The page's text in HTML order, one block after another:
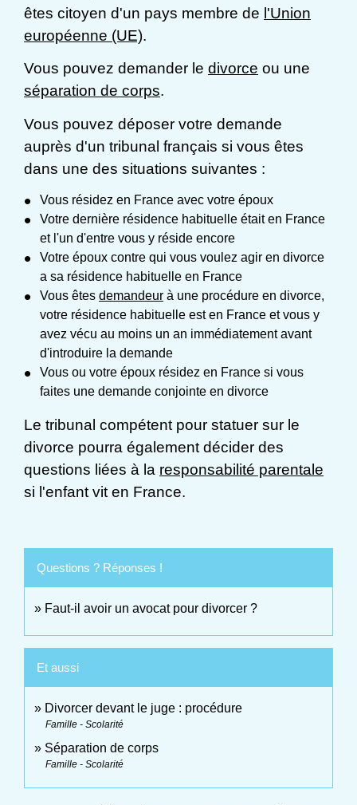
êtes citoyen d'un pays membre de l'Union
européenne (UE).
Vous pouvez demander le divorce ou une
séparation de corps.
Vous pouvez déposer votre demande
auprès d'un tribunal français si vous êtes
dans une des situations suivantes :
Vous résidez en France avec votre époux
Votre dernière résidence habituelle était en France
et l'un d'entre vous y réside encore
Votre époux contre qui vous voulez agir en divorce
a sa résidence habituelle en France
Vous êtes demandeur à une procédure en divorce,
votre résidence habituelle est en France et vous y
avez vécu au moins un an immédiatement avant
d'introduire la demande
Vous ou votre époux résidez en France si vous
faites une demande conjointe en divorce
Le tribunal compétent pour statuer sur le
divorce pourra également décider des
questions liées à la responsabilité parentale
si l'enfant vit en France.
Questions ? Réponses !
Faut-il avoir un avocat pour divorcer ?
Et aussi
Divorcer devant le juge : procédure
Famille - Scolarité
Séparation de corps
Famille - Scolarité